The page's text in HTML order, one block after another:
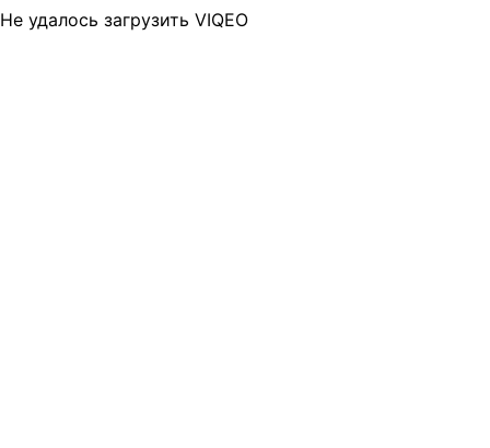
Не удалось загрузить VIQEO